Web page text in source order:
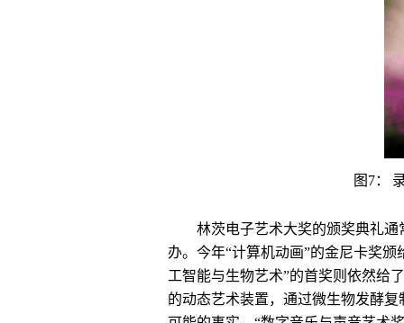
图7：
林茨电子艺术大奖的颁奖典礼
办。今年“计算机动画”的金尼卡奖
工智能与生物艺术”的首奖则依然给
的动态艺术装置，通过微生物发酵